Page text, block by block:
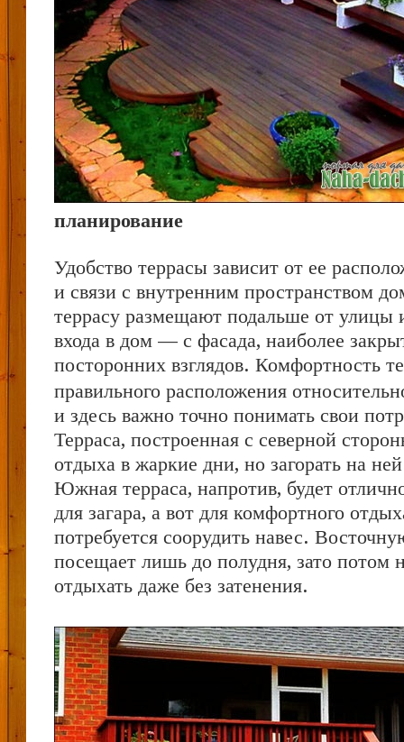
планирование
Удобство террасы зависит от ее
и связи с внутренним пространством
террасу размещают подальше от улицы
входа в дом — с фасада, наиболее
посторонних взглядов. Комфортность
правильного расположения
и здесь важно точно понимать свои
Терраса, построенная с северной
отдыха в жаркие дни, но загорать на
Южная терраса, напротив, будет
для загара, а вот для комфортного
потребуется соорудить навес.
посещает лишь до полудня, зато потом
отдыхать даже без затенения.